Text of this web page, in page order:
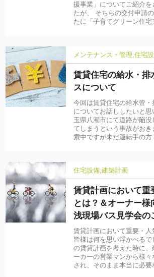
援事業」についてご紹介を
たが、 そちらの交付申請
たに「子育てグリーン住
メンテナンス・管理 住宅
賃貸住宅の給水・排
スについて
今回は賃貸住宅の給水管・
についてお話ししたいと
玉県八潮市にて道路が陥没
てしまうという事故がお
索中ですが未だ運転手の
住宅設備 建築計画
賃貸計画において重
とは？＆オーナー様
浅現場バス見学会の
賃貸計画において重要・人
皆様は何を思い浮かべる
の賃貸計画を考えた時に、
ーカーの営業マンから様々
され、そのまま本当に必